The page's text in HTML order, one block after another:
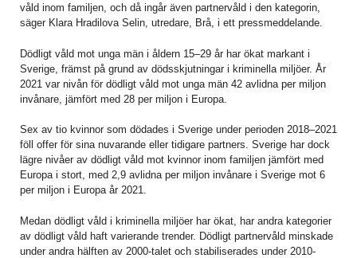
våld inom familjen, och då ingår även partnervåld i den kategorin,
säger Klara Hradilova Selin, utredare, Brå, i ett pressmeddelande.
Dödligt våld mot unga män i åldern 15–29 år har ökat markant i
Sverige, främst på grund av dödsskjutningar i kriminella miljöer. År
2021 var nivån för dödligt våld mot unga män 42 avlidna per miljon
invånare, jämfört med 28 per miljon i Europa.
Sex av tio kvinnor som dödades i Sverige under perioden 2018–2021
föll offer för sina nuvarande eller tidigare partners. Sverige har dock
lägre nivåer av dödligt våld mot kvinnor inom familjen jämfört med
Europa i stort, med 2,9 avlidna per miljon invånare i Sverige mot 6
per miljon i Europa år 2021.
Medan dödligt våld i kriminella miljöer har ökat, har andra kategorier
av dödligt våld haft varierande trender. Dödligt partnervåld minskade
under andra hälften av 2000-talet och stabiliserades under 2010-